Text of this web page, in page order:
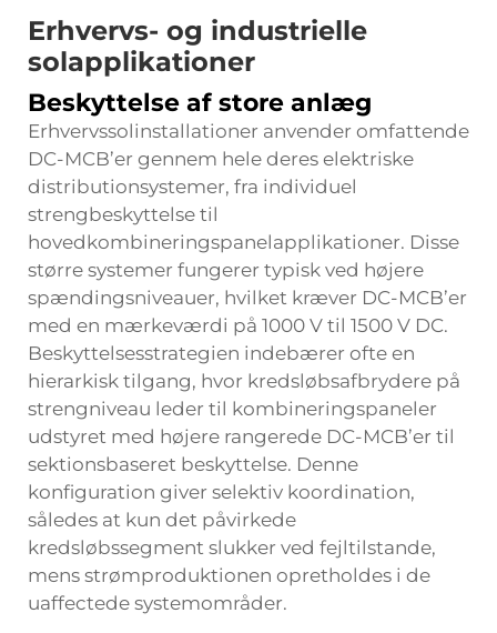
Erhvervs- og industrielle
solapplikationer
Beskyttelse af store anlæg
Erhvervssolinstallationer anvender omfattende
DC-MCB’er gennem hele deres elektriske
distributionsystemer, fra individuel
strengbeskyttelse til
hovedkombineringspanelapplikationer. Disse
større systemer fungerer typisk ved højere
spændingsniveauer, hvilket kræver DC-MCB’er
med en mærkeværdi på 1000 V til 1500 V DC.
Beskyttelsesstrategien indebærer ofte en
hierarkisk tilgang, hvor kredsløbsafbrydere på
strengniveau leder til kombineringspaneler
udstyret med højere rangerede DC-MCB’er til
sektionsbaseret beskyttelse. Denne
konfiguration giver selektiv koordination,
således at kun det påvirkede
kredsløbssegment slukker ved fejltilstande,
mens strømproduktionen opretholdes i de
uaffectede systemområder.